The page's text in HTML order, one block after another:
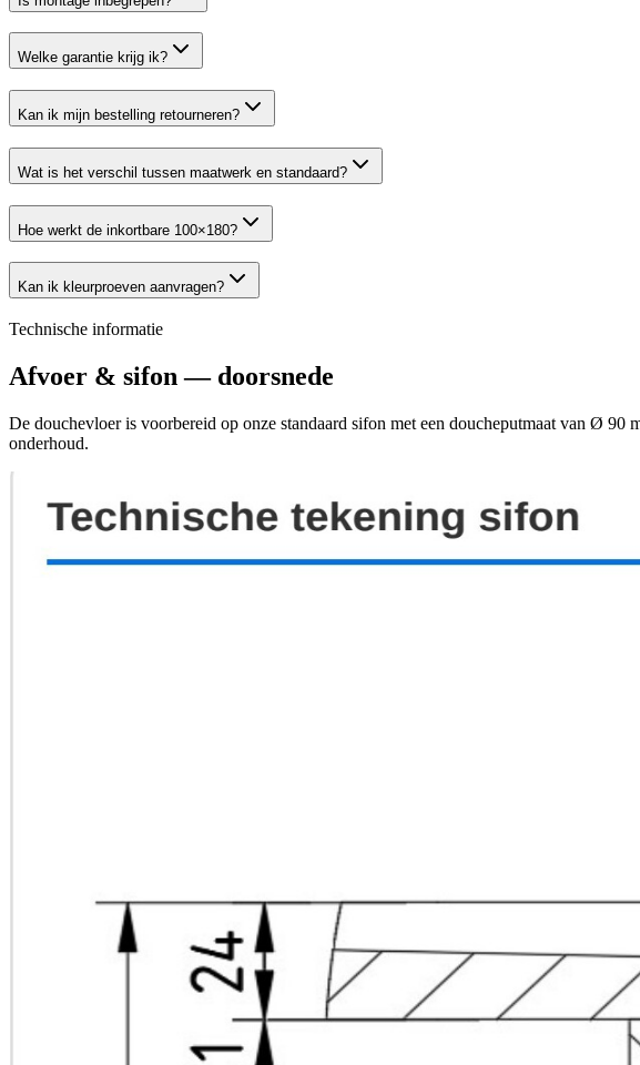
Welke garantie krijg ik?
Kan ik mijn bestelling retourneren?
Wat is het verschil tussen maatwerk en standaard?
Hoe werkt de inkortbare 100×180?
Kan ik kleurproeven aanvragen?
Technische informatie
Afvoer & sifon — doorsnede
De douchevloer is voorbereid op onze standaard sifon met een doucheputmaat van Ø
onderhoud.